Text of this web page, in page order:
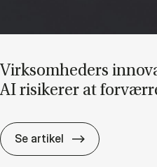
Virk­som­he­ders
AI ri­si­ke­rer at
Se artikel